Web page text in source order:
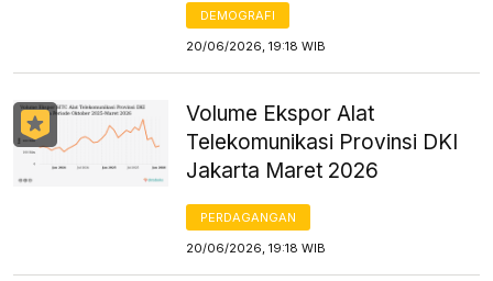
DEMOGRAFI
20/06/2026, 19:18 WIB
Volume Ekspor Alat
Telekomunikasi Provinsi DKI
Jakarta Maret 2026
PERDAGANGAN
20/06/2026, 19:18 WIB